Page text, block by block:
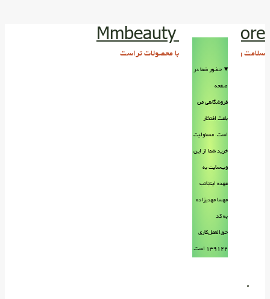
Mmbeauty Trust store
سلامت و زیبایی پوست و مو با محصولات تراست
حضور شما در
صفحه
فروشگاهی من
باعث افتخار
است. مسئولیت
خرید شما از این
وب‌سایت به
عهده اینجانب
مهسا مهدیزاده
به کد
حق‌العمل‌کاری
۱۳۹۱۲۲ است.